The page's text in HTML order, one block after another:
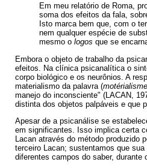
Em meu relatório de Roma,
soma dos efeitos da fala,
Isto marca bem que, com o
nem qualquer espécie de
mesmo o logos que se
Embora o objeto de trabalho da
efeitos. Na clínica psicanalítica o
corpo biológico e os neurônios. A
materialismo da palavra (motérialisme
manejo do inconsciente" (LACAN,
distinta dos objetos palpáveis e que
Apesar de a psicanálise se
em significantes. Isso implica certa
Lacan através do método produzido
terceiro Lacan; sustentamos que
diferentes campos do saber, durante